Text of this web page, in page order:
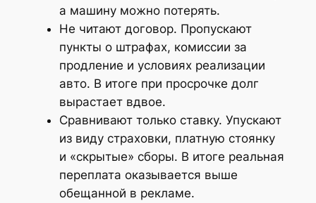
а машину можно потерять.
Не читают договор. Пропускают
пункты о штрафах, комиссии за
продление и условиях реализации
авто. В итоге при просрочке долг
вырастает вдвое.
Сравнивают только ставку. Упускают
из виду страховки, платную стоянку
и «скрытые» сборы. В итоге реальная
переплата оказывается выше
обещанной в рекламе.